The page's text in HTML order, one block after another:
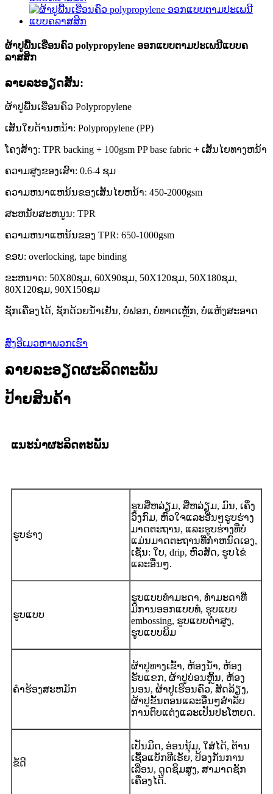
ຜ້າປູພື້ນເຮືອນຄົວ polypropylene ອອກແບບຕາມປະເພນີແບບຄ
ລາສສິກ
ລາຍ​ລະ​ອຽດ​ສັ້ນ​:
ຜ້າປູພື້ນເຮືອນຄົວ Polypropylene
ເສັ້ນໃຍດ້ານຫນ້າ: Polypropylene (PP)
ໂຄງສ້າງ: TPR backing + 100gsm PP base fabric + ເສັ້ນໄຍທາງຫນ້າ
ຄວາມສູງຂອງເສົາ: 0.6-4 ຊມ
ຄວາມຫນາແຫນ້ນຂອງເສັ້ນໄຍຫນ້າ: 450-2000gsm
ສະຫນັບສະຫນູນ: TPR
ຄວາມຫນາແຫນ້ນຂອງ TPR: 650-1000gsm
ຂອບ: overlocking, tape binding
ຂະຫນາດ: 50X80ຊມ, 60X90ຊມ, 50X120ຊມ, 50X180ຊມ,
80X120ຊມ, 90X150ຊມ
ຊັກເຄື່ອງໄດ້, ຊັກດ້ວຍນ້ໍາເຢັນ, ບໍ່ຟອກ, ບໍ່ທາດເຫຼັກ, ບໍ່ແຫ້ງສະອາດ
ສົ່ງອີເມວຫາພວກເຮົາ
ລາຍລະອຽດຜະລິດຕະພັນ
ປ້າຍສິນຄ້າ
ແນະນຳຜະລິດຕະພັນ
ຮູບຮ່າງ
ຮູບສີ່ຫລ່ຽມ, ສີ່ຫລ່ຽມ, ມົນ, ເຄິ່ງ
ວົງກົມ, ຫົວໃຈແລະອື່ນໆຮູບຮ່າງ
ມາດຕະຖານ, ແລະຮູບຮ່າງທີ່ບໍ່
ແມ່ນມາດຕະຖານທີ່ກໍາຫນົດເອງ,
ເຊັ່ນ: ໃບ, drip, ຫົວສັດ, ຮູບໄຂ່
ແລະອື່ນໆ.
ຮູບແບບ
ຮູບແບບທໍາມະດາ, ທໍາມະດາທີ່
ມີການອອກແບບທໍ, ຮູບແບບ
embossing, ຮູບແບບຕ່ໍາສູງ,
ຮູບແບບພິມ
ຄໍາຮ້ອງສະຫມັກ
ຜ້າປູທາງເຂົ້າ, ຫ້ອງນ້ໍາ, ຫ້ອງ
ຮັບແຂກ, ຜ້າປູບ່ອນຫຼິ້ນ, ຫ້ອງ
ນອນ, ຜ້າປູເຮືອນຄົວ, ສັດລ້ຽງ,
ຜ້າປູຂັ້ນຕອນແລະອື່ນໆສໍາລັບ
ການຕົບແຕ່ງແລະເປັນປະໂຫຍດ.
ຂໍ້ດີ
ເປັນມິດ, ອ່ອນນຸ້ມ, ໃສ່ໄດ້, ຕ້ານ
ເຊື້ອແບັກທີເຣັຍ, ປ້ອງກັນການ
ເລື່ອນ, ດູດຊຶມສູງ, ສາມາດຊັກ
ເຄື່ອງໄດ້.